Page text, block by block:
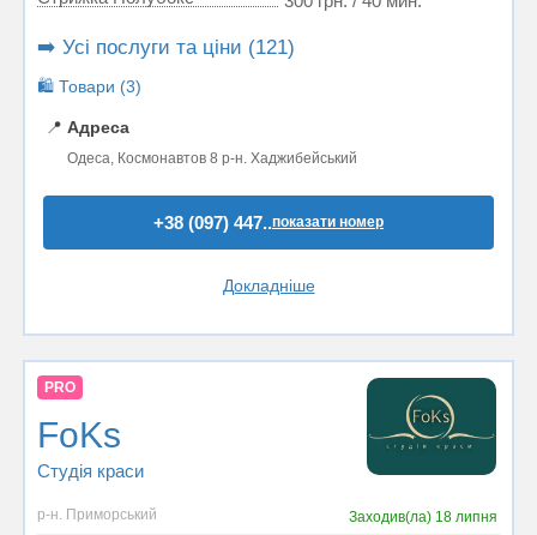
➡️ Усі послуги та ціни (121)
🛍️ Товари (3)
📍 Адреса
Одеса, Космонавтов 8 р-н. Хаджибейський
+38 (097) 447..показати номер
Докладніше
PRO
FoKs
Студія краси
р-н. Приморський Заходив(ла) 18 липня